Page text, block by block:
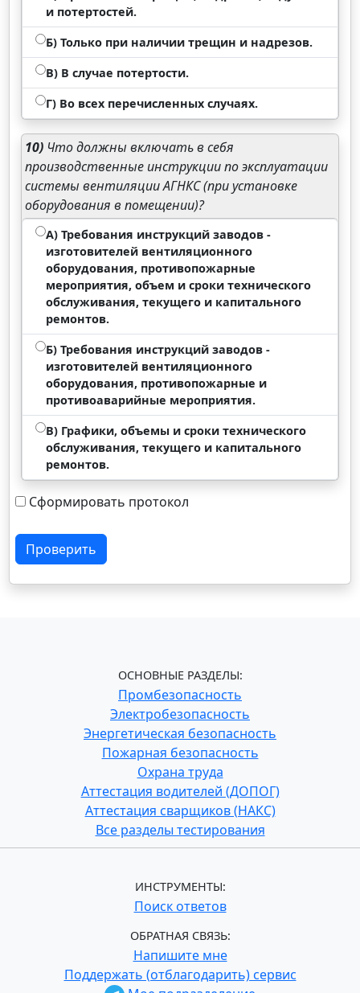
и потертостей.
Б) Только при наличии трещин и надрезов.
В) В случае потертости.
Г) Во всех перечисленных случаях.
10) Что должны включать в себя
производственные инструкции по эксплуатации
системы вентиляции АГНКС (при установке
оборудования в помещении)?
А) Требования инструкций заводов -
изготовителей вентиляционного
оборудования, противопожарные
мероприятия, объем и сроки технического
обслуживания, текущего и капитального
ремонтов.
Б) Требования инструкций заводов -
изготовителей вентиляционного
оборудования, противопожарные и
противоаварийные мероприятия.
В) Графики, объемы и сроки технического
обслуживания, текущего и капитального
ремонтов.
Сформировать протокол
Проверить
ОСНОВНЫЕ РАЗДЕЛЫ:
Промбезопасность
Электробезопасность
Энергетическая безопасность
Пожарная безопасность
Охрана труда
Аттестация водителей (ДОПОГ)
Аттестация сварщиков (НАКС)
Все разделы тестирования
ИНСТРУМЕНТЫ:
Поиск ответов
ОБРАТНАЯ СВЯЗЬ:
Напишите мне
Поддержать (отблагодарить) сервис